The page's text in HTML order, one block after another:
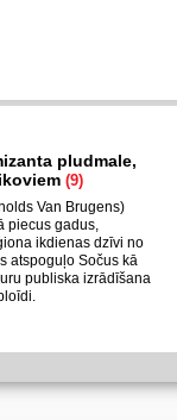
pludmale,
(9)
Van Brugens)
piecus gadus,
ikdienas dzīvi no
atspoguļo Sočus kā
publiska izrādīšana